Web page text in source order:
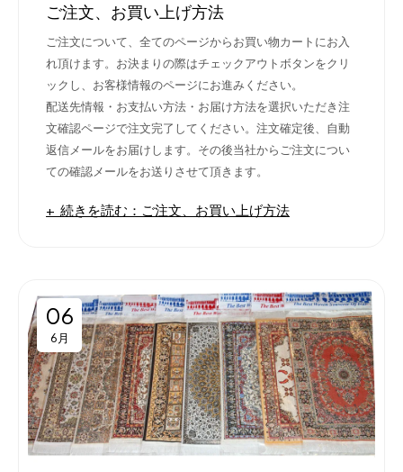
ご注文、お買い上げ方法
ご注文について、 全てのページからお買い物カートにお入
れ頂けます。 お決まりの際はチェックアウトボタンをクリ
ックし、お客様情報のページにお進みください。
配送先情報・お支払い方法・お届け方法を選択いただき注
文確認ページで注文完了してください。 注文確定後、自動
返信メールをお届けします。その後当社からご注文につい
ての確認メールをお送りさせて頂きます。
続きを読む：ご注文、お買い上げ方法
06
6月